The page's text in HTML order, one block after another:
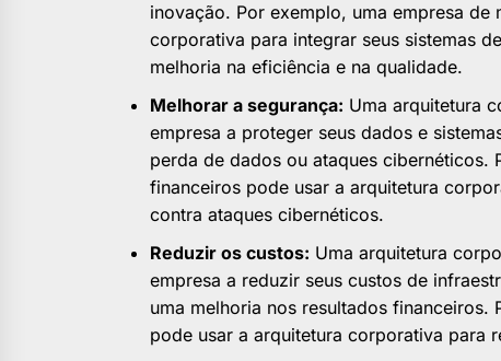
inovação. Por exemplo, uma empresa de
corporativa para integrar seus sistemas
melhoria na eficiência e na qualidade.
Melhorar a segurança: Uma arquitetura
empresa a proteger seus dados e
perda de dados ou ataques cibernéticos.
financeiros pode usar a arquitetura
contra ataques cibernéticos.
Reduzir os custos: Uma arquitetura
empresa a reduzir seus custos de
uma melhoria nos resultados
pode usar a arquitetura corporativa para